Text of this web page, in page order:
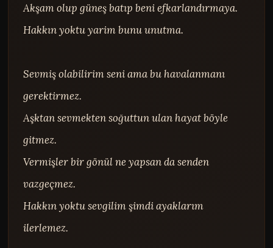
Akşam olup güneş batıp beni efkarlandırmaya.
Hakkın yoktu yarim bunu unutma.
Sevmiş olabilirim seni ama bu havalanmanı
gerektirmez.
Aşktan sevmekten soğuttun ulan hayat böyle
gitmez.
Vermişler bir gönül ne yapsan da senden
vazgeçmez.
Hakkın yoktu sevgilim şimdi ayaklarım
ilerlemez.